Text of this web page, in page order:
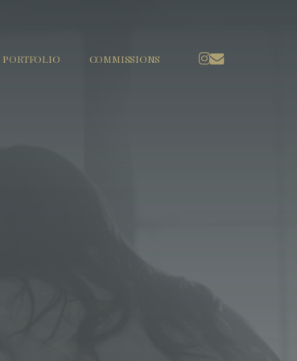
PORTFOLIO COMMISSIONS INSTAGRAM
EMAIL